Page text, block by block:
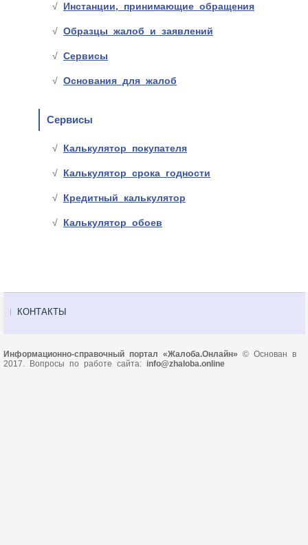
Инстанции, принимающие обращения
Образцы жалоб и заявлений
Сервисы
Основания для жалоб
Сервисы
Калькулятор покупателя
Калькулятор срока годности
Кредитный калькулятор
Калькулятор обоев
КОНТАКТЫ
Информационно-справочный портал «Жалоба.Онлайн» © Основан в
2017. Вопросы по работе сайта: info@zhaloba.online